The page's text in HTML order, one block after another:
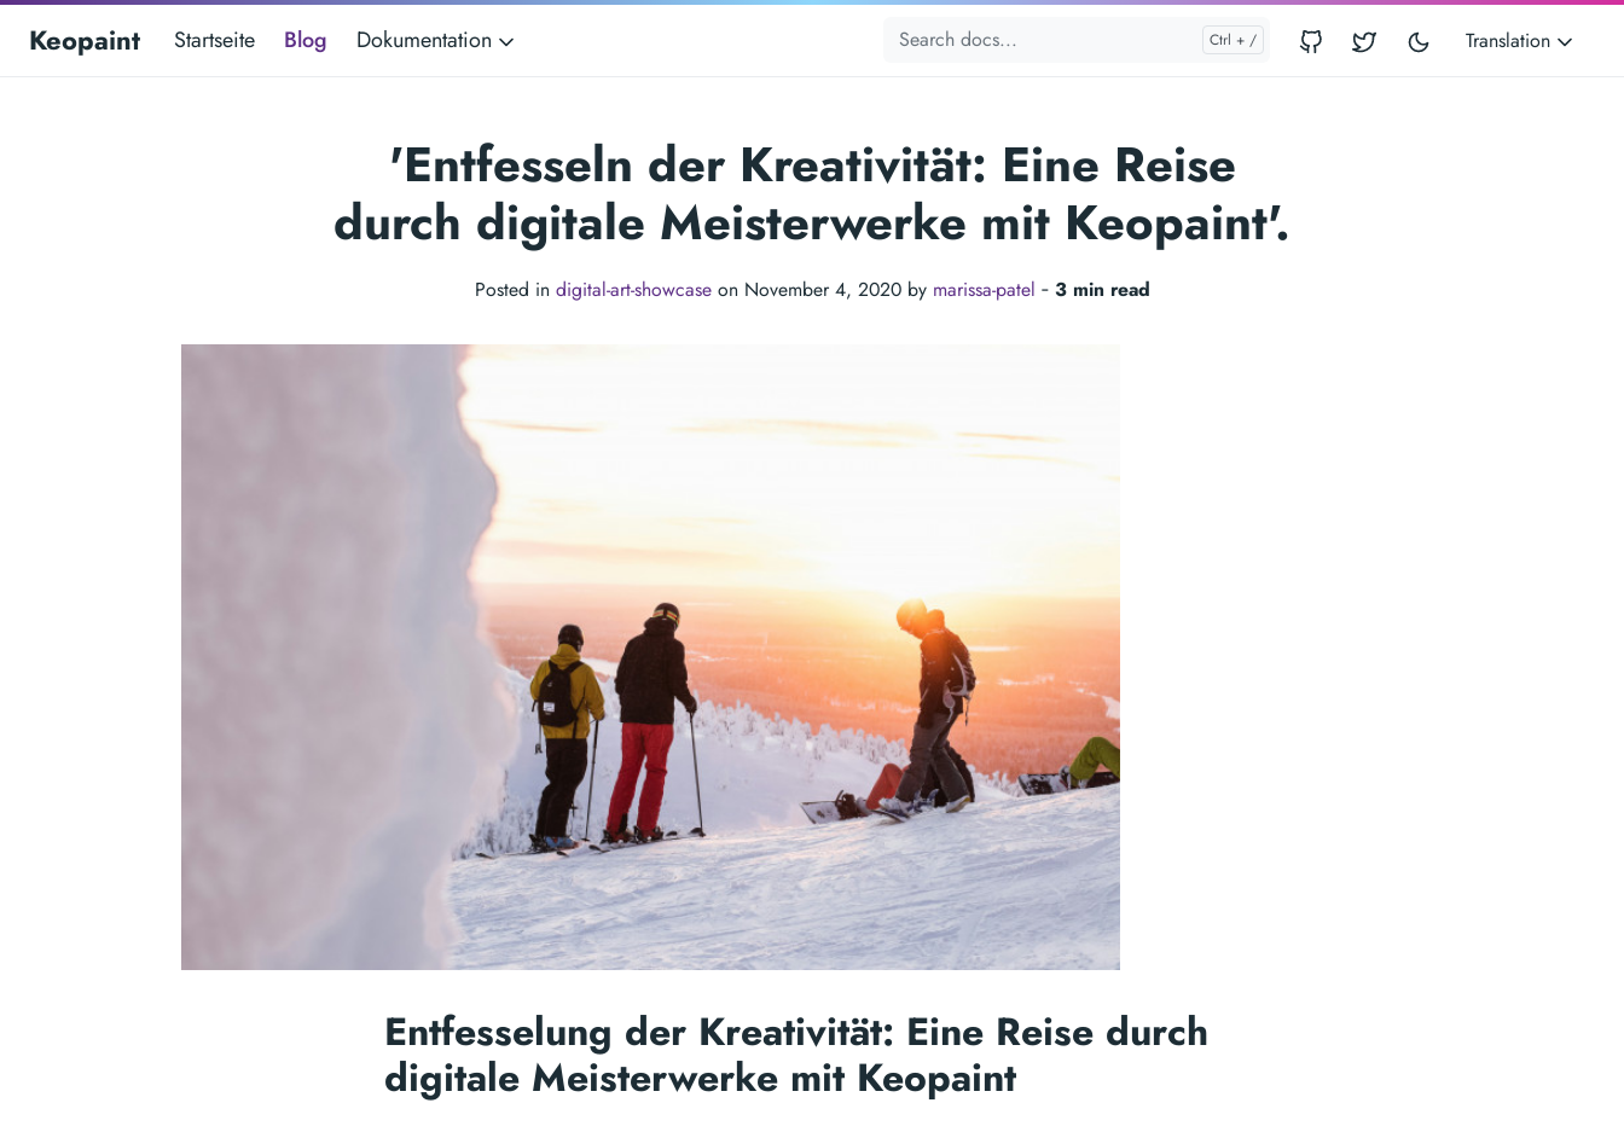
Keopaint Startseite Blog Dokumentation Translation
'Entfesseln der Kreativität: Eine Reise
durch digitale Meisterwerke mit Keopaint'.
Posted in digital-art-showcaseon November 4, 2020 by marissa-patel ‐ 3 min read
Entfesselung der Kreativität: Eine Reise durch
digitale Meisterwerke mit Keopaint